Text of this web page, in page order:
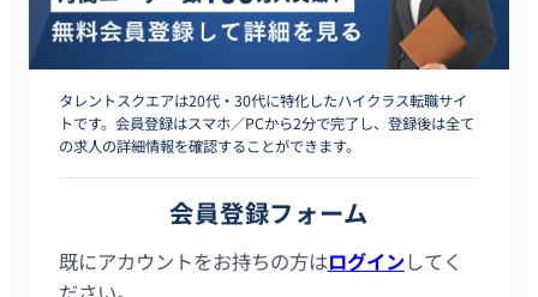
タレントスクエアは20代・30代に特化したハイクラス転職サイ
トです。会員登録はスマホ／PCから2分で完了し、登録後は全て
の求人の詳細情報を確認することができます。
会員登録フォーム
既にアカウントをお持ちの方はログインしてく